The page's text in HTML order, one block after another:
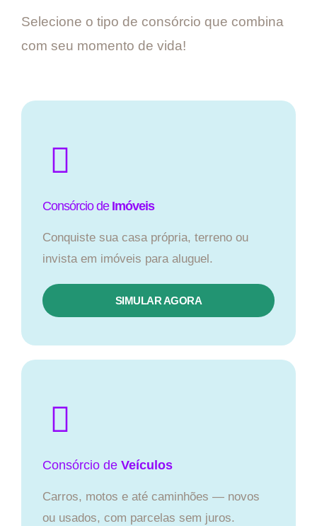
Selecione o tipo de consórcio que combina
com seu momento de vida!
Consórcio de Imóveis
Conquiste sua casa própria, terreno ou
invista em imóveis para aluguel.
SIMULAR AGORA​
Consórcio de Veículos
Carros, motos e até caminhões — novos
ou usados, com parcelas sem juros.